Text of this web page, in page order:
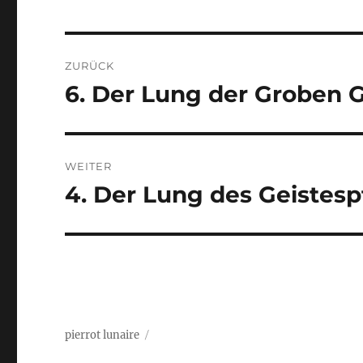
ZURÜCK
Vorheriger
6. Der Lung der Groben
WEITER
Nächster
4. Der Lung des
pierrot lunaire